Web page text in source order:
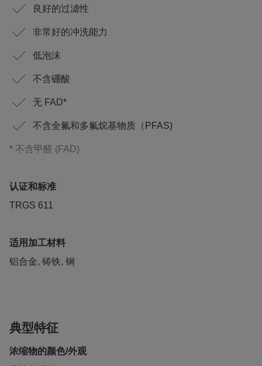
良好的过滤性
非常好的冲洗能力
低泡沫
不含硼酸
无 FAD*
不含全氟和多氟烷基物质（PFAS)
* 不含甲醛 (FAD)
认证和标准
TRGS 611
适用加工材料
铝合金, 铸铁, 钢
典型特征
浓缩物的颜色/外观